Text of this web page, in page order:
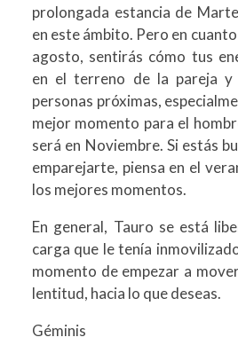
prolongada estancia de
en este ámbito. Pero en
agosto, sentirás cómo tus
en el terreno de la pareja y
personas próximas,
mejor momento para el
será en Noviembre. Si estás
emparejarte, piensa en el
los mejores momentos.
En general, Tauro se está
carga que le tenía
momento de empezar a
lentitud, hacia lo que deseas.
Géminis